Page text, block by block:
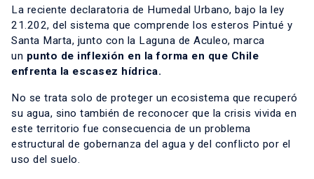
La reciente declaratoria de Humedal Urbano, bajo la ley
21.202, del sistema que comprende los esteros Pintué y
Santa Marta, junto con la Laguna de Aculeo, marca
un punto de inflexión en la forma en que Chile
enfrenta la escasez hídrica.
No se trata solo de proteger un ecosistema que recuperó
su agua, sino también de reconocer que la crisis vivida en
este territorio fue consecuencia de un problema
estructural de gobernanza del agua y del conflicto por el
uso del suelo.